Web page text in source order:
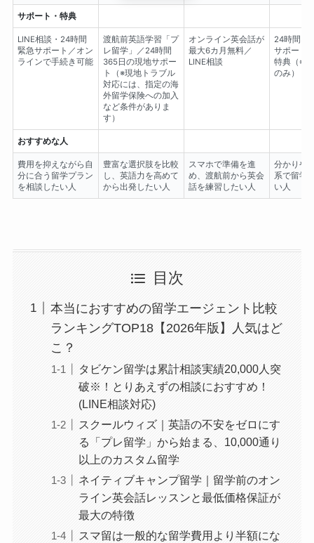
サポート・特典
LINE相談・24時間
緊急サポート／オン
ラインで手続き可能
渡航前英語学習「プ
レ留学」／24時間
365日の現地サポー
ト（※現地トラブル
対応には、指定の海
外留学保険への加入
など条件がありま
す）
オンライン英会話が
最大6カ月無料／
LINE相談
24時間
サポート
特典（※
のみ）
おすすめな人
費用を抑えながら自
分に合う留学プラン
を相談したい人
豊富な選択肢を比較
し、英語力を高めて
から出発したい人
スマホで準備を進
め、渡航前から英会
話を練習したい人
分かりや
系で留学
い人
目次
本当におすすめの留学エージェント比較
ランキングTOP18【2026年版】人気はど
こ？
タビケン留学は累計相談実績20,000人突
破※！とりあえずの相談におすすめ！
(LINE相談対応)
スクールウィズ｜英語の不安をゼロにす
る「プレ留学」から始まる、10,000通り
以上のカスタム留学
ネイティブキャンプ留学｜留学前のオン
ライン英会話レッスンと最低価格保証が
最大の特徴
スマ留は一般的な留学費用より半額にな